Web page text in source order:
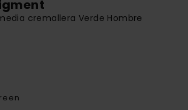
cremallera Verde Hombre